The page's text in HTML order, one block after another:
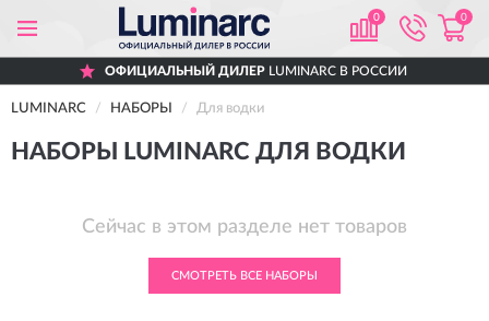
0 0
ОФИЦИАЛЬНЫЙ ДИЛЕР LUMINARC В РОССИИ
LUMINARC НАБОРЫ Для водки
НАБОРЫ LUMINARC ДЛЯ ВОДКИ
Сейчас в этом разделе нет товаров
СМОТРЕТЬ ВСЕ НАБОРЫ